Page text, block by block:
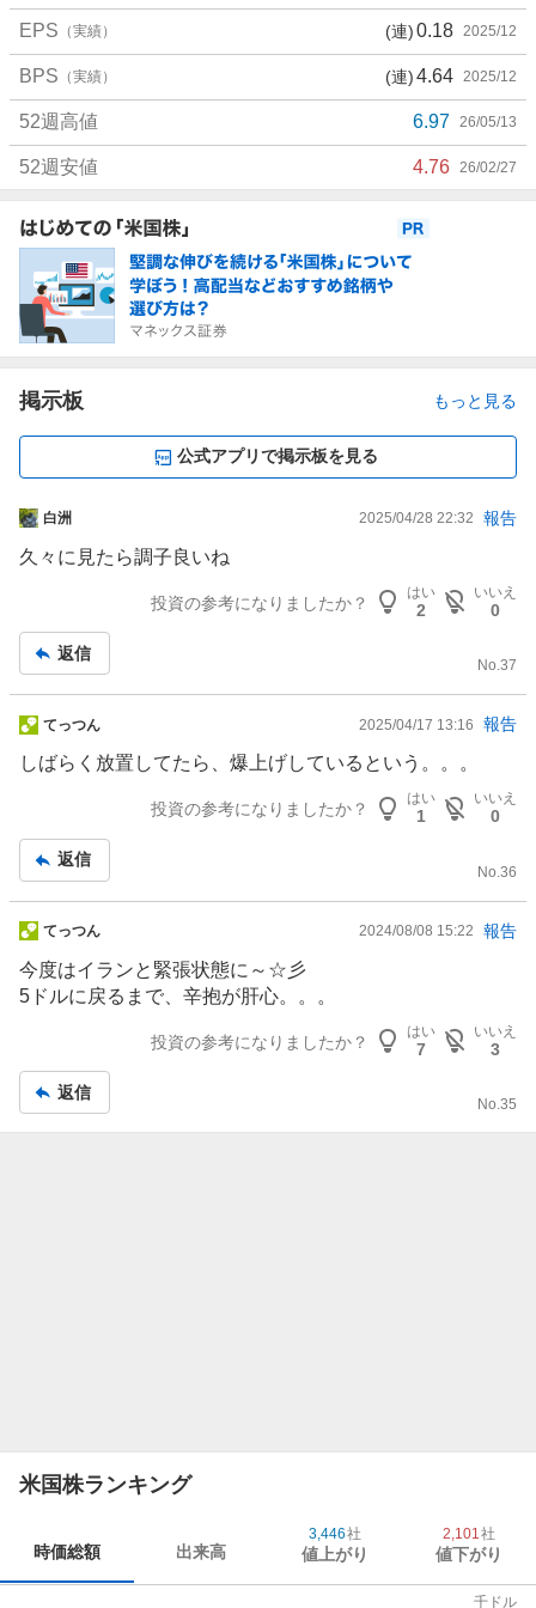
EPS （実績） (連)0.18 2025/12
BPS （実績） (連)4.64 2025/12
52週高値 6.97 26/05/13
52週安値 4.76 26/02/27
掲示板 もっと見る
公式アプリで掲示板を見る
掲
示
板
白洲 2025/04/28 22:32 報告
久々に見たら調子良いね
投資の参考になりましたか？
はい
2
いいえ
0
返信
No.37
掲
示
板
てっつん 2025/04/17 13:16 報告
しばらく放置してたら、爆上げしているという。。。
投資の参考になりましたか？
はい
1
いいえ
0
返信
No. 36
掲
示
板
記
てっつん 2024/08/08 15:22 報告
今度はイランと緊張状態に～☆彡
5ドルに戻るまで、辛抱が肝心。。。
投資の参考になりましたか？
はい
7
いいえ
3
返信
No.35
米国株ランキング
時価総額 出来高
3,446社
値上がり
2,101社
値下がり
千ドル